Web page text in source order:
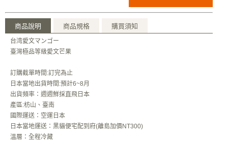
商品說明 商品規格 購買須知
台湾愛文マンゴー
臺灣極品等級愛文芒果
訂購截單時間:訂完為止
日本當地出貨時間:預計6~8月
出貨頻率：週週鮮採直飛日本
產區:枋山、臺南
國際運送：空運日本
日本當地運送：黑貓便宅配到府(離島加價NT300)
溫層：全程冷藏